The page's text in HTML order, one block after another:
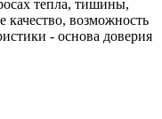
тепла, тишины,
качество, возможность
- основа доверия